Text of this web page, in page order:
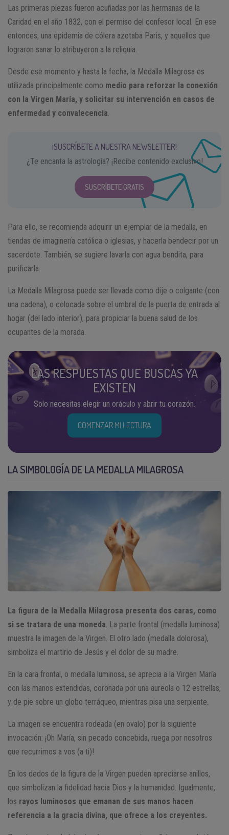
Las primeras piezas fueron acuñadas por las hermanas de la
Caridad en el año 1832, con el permiso del confesor local. En ese
entonces, una epidemia de cólera azotaba Paris, y aquellos que
lograron sanar lo atribuyeron a la reliquia.
Desde ese momento y hasta la fecha, la Medalla Milagrosa es
utilizada principalmente como medio para reforzar la conexión
con la Virgen María, y solicitar su intervención en casos de
enfermedad y convalecencia
¡SUSCRÍBETE A NUESTRA NEWSLETTER!
¿Te encanta la astrología? ¡Recibe contenido exclusivo!
SUSCRÍBETE GRATIS
Para ello, se recomienda adquirir un ejemplar de la medalla, en
tiendas de imaginería católica o iglesias, y hacerla bendecir por un
sacerdote. También, se sugiere lavarla con agua bendita, para
purificarla.
La Medalla Milagrosa puede ser llevada como dije o colgante (con
una cadena), o colocada sobre el umbral de la puerta de entrada al
hogar (del lado interior), para propiciar la buena salud de los
ocupantes de la morada.
LAS RESPUESTAS QUE BUSCAS YA
EXISTEN
Solo necesitas elegir un oráculo y abrir tu corazón.
COMENZAR MI LECTURA
LA SIMBOLOGÍA DE LA MEDALLA MILAGROSA
La figura de la Medalla Milagrosa presenta dos caras, como
si se tratara de una moneda. La parte frontal (medalla luminosa)
muestra la imagen de la Virgen. El otro lado (medalla dolorosa),
simboliza el martirio de Jesús y el dolor de su madre.
En la cara frontal, o medalla luminosa, se aprecia a la Virgen María
con las manos extendidas, coronada por una aureola o 12 estrellas,
y de pie sobre un globo terráqueo, mientras pisa una serpiente.
La imagen se encuentra rodeada (en ovalo) por la siguiente
invocación: ¡Oh María, sin pecado concebida, ruega por nosotros
que recurrimos a vos (a ti)!
En los dedos de la figura de la Virgen pueden apreciarse anillos,
que simbolizan la fidelidad hacia Dios y la humanidad. Igualmente,
los rayos luminosos que emanan de sus manos hacen
referencia a la gracia divina, que ofrece a los creyentes.